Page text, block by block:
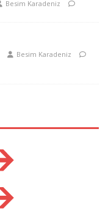
Besim Karadeniz
Besim Karadeniz